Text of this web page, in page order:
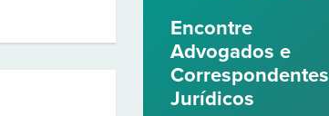
Encontre
Advogados e
Correspondentes
Jurídicos